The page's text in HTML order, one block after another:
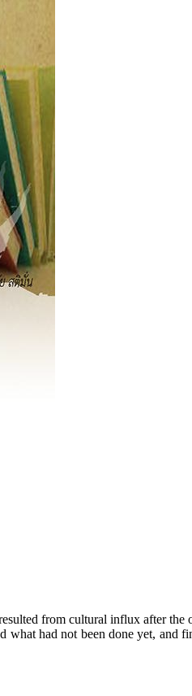
from cultural influx after
had not been done yet, and